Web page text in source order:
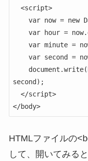
second);
</body>
HTMLファイルの
して、開いてみる